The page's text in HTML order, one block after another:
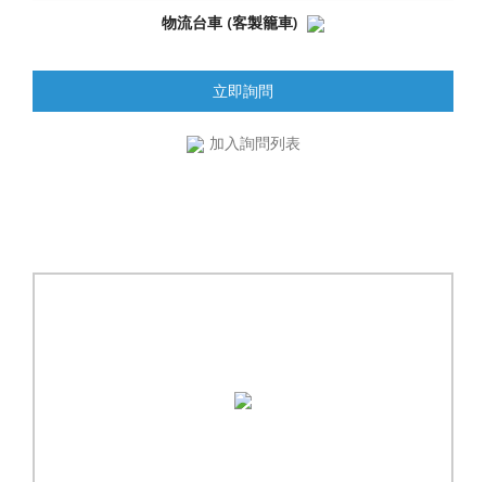
物流台車 (客製籠車)
立即詢問
加入詢問列表